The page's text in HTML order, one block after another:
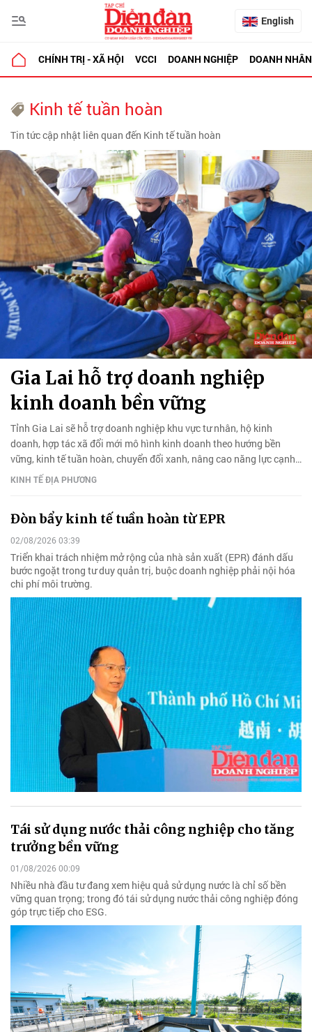
English
CHÍNH TRỊ - XÃ HỘI VCCI DOANH NGHIỆP DOANH NHÂN
Kinh tế tuần hoàn
Tin tức cập nhật liên quan đến Kinh tế tuần hoàn
Gia Lai hỗ trợ doanh nghiệp
kinh doanh bền vững
Tỉnh Gia Lai sẽ hỗ trợ doanh nghiệp khu vực tư nhân, hộ kinh
doanh, hợp tác xã đổi mới mô hình kinh doanh theo hướng bền
vững, kinh tế tuần hoàn, chuyển đổi xanh, nâng cao năng lực cạnh
tranh.
KINH TẾ ĐỊA PHƯƠNG
Đòn bẩy kinh tế tuần hoàn từ EPR
02/08/2026 03:39
Triển khai trách nhiệm mở rộng của nhà sản xuất (EPR) đánh dấu
bước ngoặt trong tư duy quản trị, buộc doanh nghiệp phải nội hóa
chi phí môi trường.
Tái sử dụng nước thải công nghiệp cho tăng
trưởng bền vững
01/08/2026 00:09
Nhiều nhà đầu tư đang xem hiệu quả sử dụng nước là chỉ số bền
vững quan trọng; trong đó tái sử dụng nước thải công nghiệp đóng
góp trực tiếp cho ESG.